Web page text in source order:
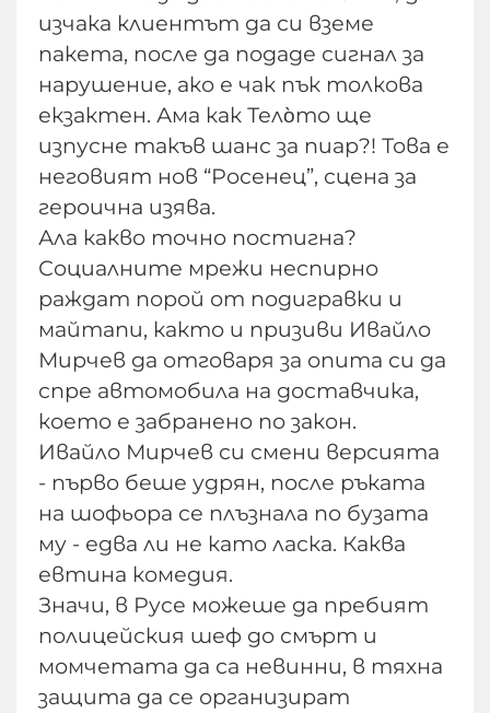
изчака клиентът да си вземе
пакета, после да подаде сигнал за
нарушение, ако е чак пък толкова
екзактен. Ама как Тело̀то ще
изпусне такъв шанс за пиар?! Това е
неговият нов “Росенец”, сцена за
героична изява.
Ала какво точно постигна?
Социалните мрежи неспирно
раждат порой от подигравки и
майтапи, както и призиви Ивайло
Мирчев да отговаря за опита си да
спре автомобила на доставчика,
което е забранено по закон.
Ивайло Мирчев си смени версията
- първо беше удрян, после ръката
на шофьора се плъзнала по бузата
му - едва ли не като ласка. Каква
евтина комедия.
Значи, в Русе можеше да пребият
полицейския шеф до смърт и
момчетата да са невинни, в тяхна
защита да се организират